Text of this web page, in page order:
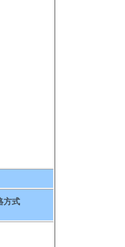
方式